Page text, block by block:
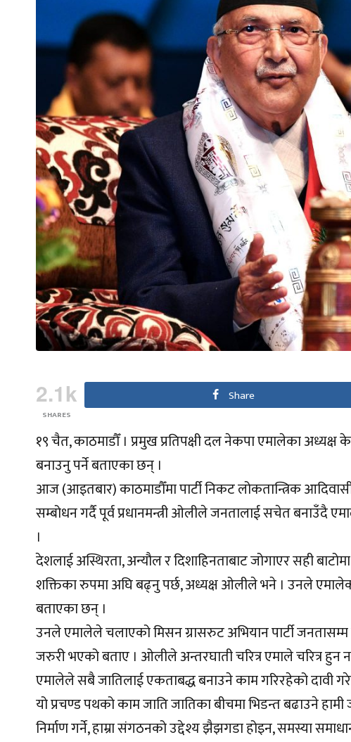
2.1k
SHARES
Share
१९ चैत, काठमाडौँ । प्रमुख प्रतिपक्षी दल नेकपा एमालेका
बनाउनु पर्ने बताएका छन् ।
आज (आइतबार) काठमाडौँमा पार्टी निकट लोकतान्त्रिक
सम्बोधन गर्दै पूर्व प्रधानमन्त्री ओलीले जनतालाई सचेत बनाउँदै
।
देशलाई अस्थिरता, अन्यौल र दिशाहिनताबाट जोगाएर सही
शक्तिका रुपमा अघि बढ्नु पर्छ, अध्यक्ष ओलीले भने । उनले एमालेको
बताएका छन् ।
उनले एमालेले चलाएको मिसन ग्रासरुट अभियान पार्टी जनतासम्म
जरुरी भएको बताए । ओलीले अन्तरघाती चरित्र एमाले चरित्र
एमालेले सबै जातिलाई एकताबद्ध बनाउने काम गरिरहेको दावी
यो प्रचण्ड पथको काम जाति जातिका बीचमा भिडन्त बढाउने हामी
निर्माण गर्ने, हाम्रा संगठनको उद्देश्य झैझगडा होइन, समस्या